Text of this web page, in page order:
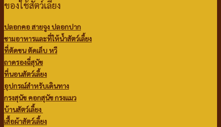
ของใช้สัตว์เลี้ยง
ปลอกคอ สายจูง ปลอกปาก
ชามอาหารและที่ให้น้ำสัตว์เลี้ยง
ที่ตัดขน ตัดเล็บ หวี
ถาดรองฉี่สุนัข
ที่นอนสัตว์เลี้ยง
อุปกรณ์สำหรับเดินทาง
กรงสุนัข คอกสุนัข กรงแมว
บ้านสัตว์เลี้ยง
เสื้อผ้าสัตว์เลี้ยง